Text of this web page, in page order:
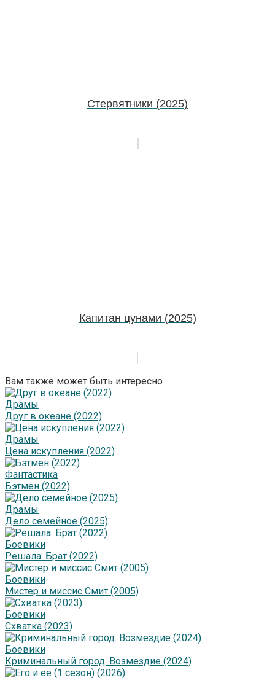
Стервятники (2025)
Капитан цунами (2025)
Вам также может быть интересно
Драмы
Друг в океане (2022)
Драмы
Цена искупления (2022)
Фантастика
Бэтмен (2022)
Драмы
Дело семейное (2025)
Боевики
Решала: Брат (2022)
Боевики
Мистер и миссис Смит (2005)
Боевики
Схватка (2023)
Боевики
Криминальный город. Возмездие (2024)